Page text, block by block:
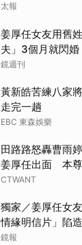
太報
姜厚任女友用舊
夫」3個月就閃婚
鏡週刊
黃新皓苦練八家
走完一趟
EBC 東森娛樂
田路路怒轟曹雨
姜厚任出面 本
CTWANT
獨家／姜厚任女
情緣明信片」陷
她是文盲我也喜歡
鏡報